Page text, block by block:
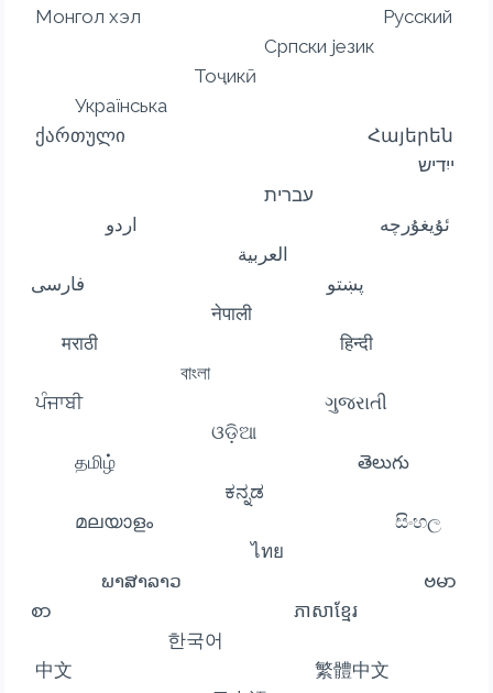
Монгол хэл Русский
Српски језик
Тоҷикӣ
Українська
ქართული Հայերեն
עברית
ئۇيغۇرچە اردو
العربية
پښتو فارسی
नेपाली
मराठी हिन्दी
বাংলা
ਪੰਜਾਬੀ ગુજરાતી
ଓଡ଼ିଆ
தமிழ் తెలుగు
ಕನ್ನಡ
മലയാളം සිංහල
ไทย
ພາສາລາວ ဗမာ
စာ ភាសាខ្មែរ
한국어
中文 繁體中文